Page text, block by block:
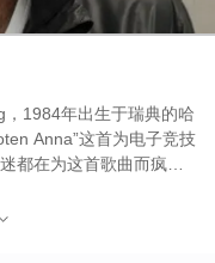
1984年出生于瑞典的哈
Anna”这首为电子竞技
都在为这首歌曲而疯
sitter I Ventrilo och